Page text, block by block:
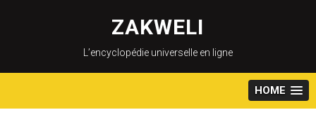
content
ZAKWELI
L’encyclopédie universelle en ligne
HOME